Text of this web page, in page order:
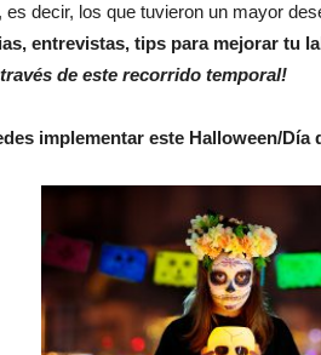
decir, los que tuvieron un mayor
entrevistas, tips para mejorar tu
de este recorrido temporal!
implementar este Halloween/Día